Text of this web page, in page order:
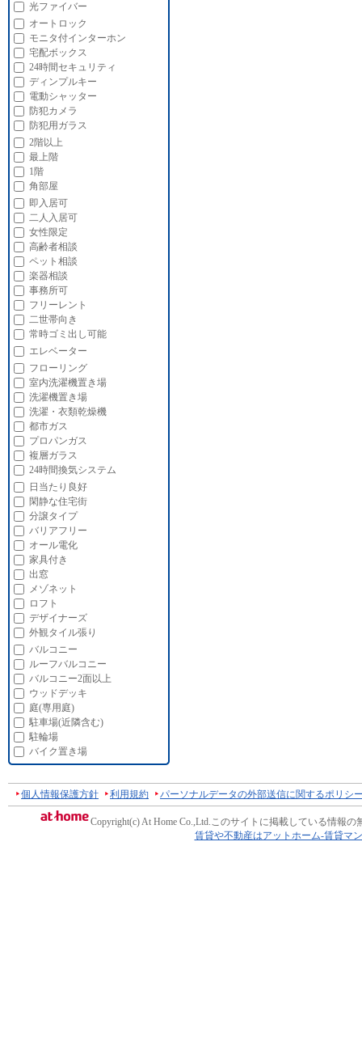
光ファイバー
オートロック
モニタ付インターホン
宅配ボックス
24時間セキュリティ
ディンプルキー
電動シャッター
防犯カメラ
防犯用ガラス
2階以上
最上階
1階
角部屋
即入居可
二人入居可
女性限定
高齢者相談
ペット相談
楽器相談
事務所可
フリーレント
二世帯向き
常時ゴミ出し可能
エレベーター
フローリング
室内洗濯機置き場
洗濯機置き場
洗濯・衣類乾燥機
都市ガス
プロパンガス
複層ガラス
24時間換気システム
日当たり良好
閑静な住宅街
分譲タイプ
バリアフリー
オール電化
家具付き
出窓
メゾネット
ロフト
デザイナーズ
外観タイル張り
バルコニー
ルーフバルコニー
バルコニー2面以上
ウッドデッキ
庭(専用庭)
駐車場(近隣含む)
駐輪場
バイク置き場
個人情報保護方針 利用規約 パーソナルデータの外部送信に関するポリシ
Copyright(c) At Home Co.,Ltd.このサイトに掲載している情報の
賃貸や不動産はアットホーム-賃貸マ